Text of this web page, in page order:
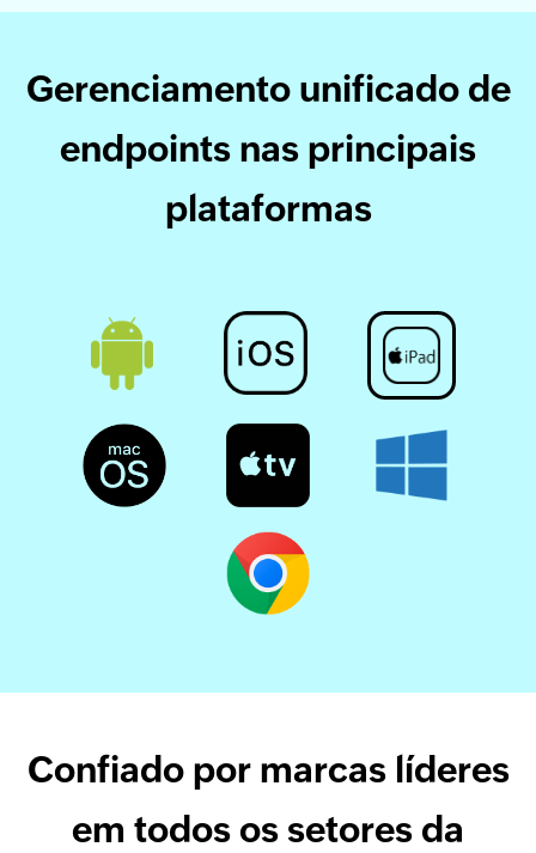
Gerenciamento unificado de
endpoints nas principais
plataformas
Confiado por marcas líderes
em todos os setores da